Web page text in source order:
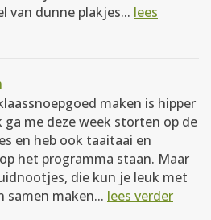
van dunne plakjes... lees
maken is hipper
ga me deze week storten op de
en heb ook taaitaai en
het programma staan. Maar
die kun je leuk met
samen maken... lees verder